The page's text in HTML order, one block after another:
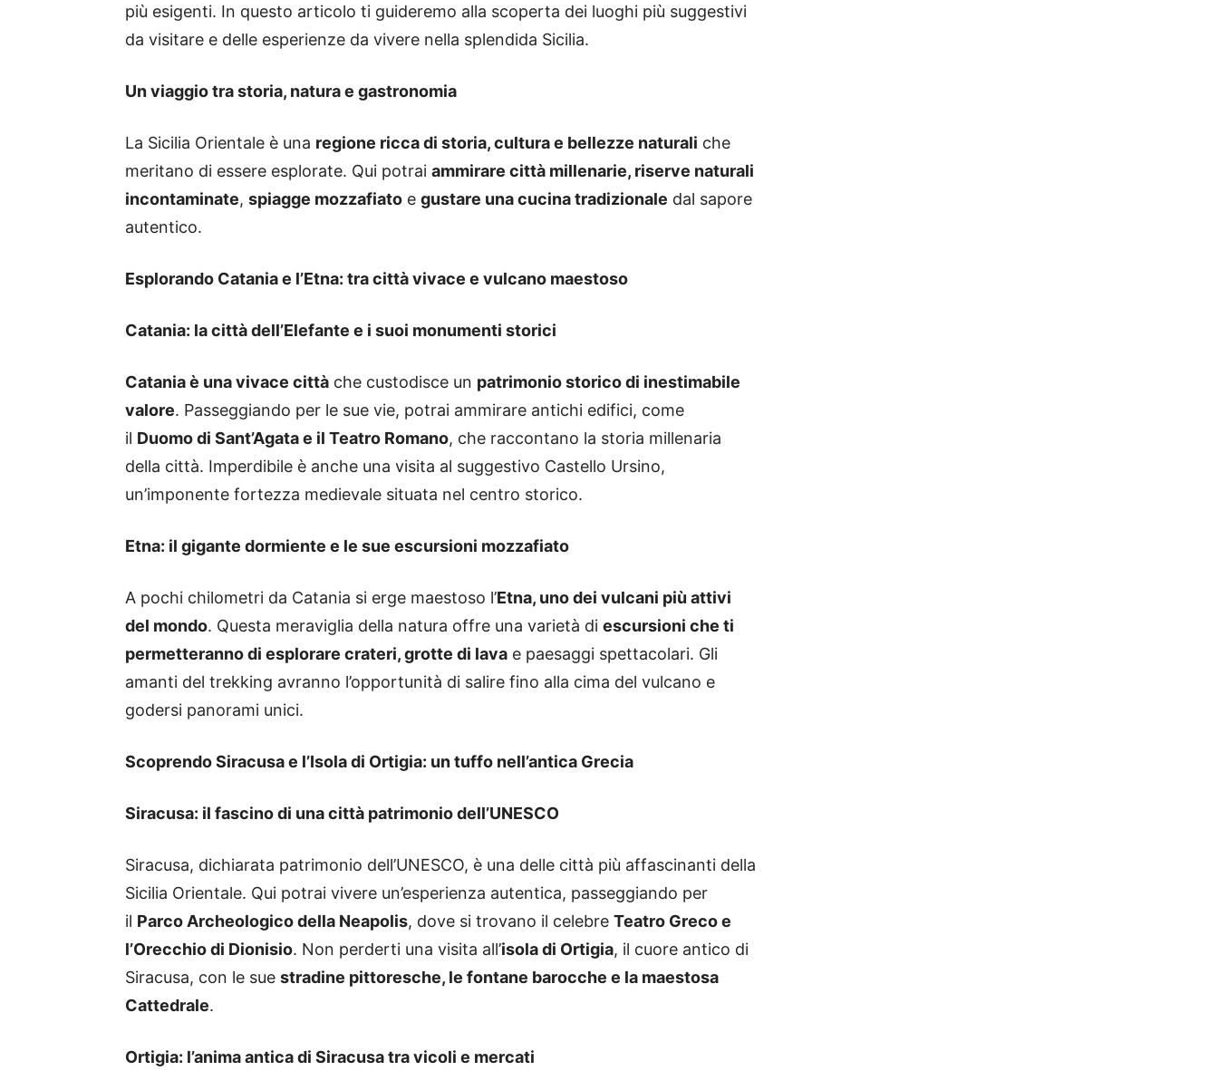
più esigenti. In questo articolo ti guideremo alla scoperta dei luoghi più suggestivi
da visitare e delle esperienze da vivere nella splendida Sicilia.
Un viaggio tra storia, natura e gastronomia
La Sicilia Orientale è una regione ricca di storia, cultura e bellezze naturali che
meritano di essere esplorate. Qui potrai ammirare città millenarie, riserve naturali
incontaminate, spiagge mozzafiato e gustare una cucina tradizionale dal sapore
autentico.
Esplorando Catania e l’Etna: tra città vivace e vulcano maestoso
Catania: la città dell’Elefante e i suoi monumenti storici
Catania è una vivace città che custodisce un patrimonio storico di inestimabile
valore. Passeggiando per le sue vie, potrai ammirare antichi edifici, come
il Duomo di Sant’Agata e il Teatro Romano, che raccontano la storia millenaria
della città. Imperdibile è anche una visita al suggestivo Castello Ursino,
un’imponente fortezza medievale situata nel centro storico.
Etna: il gigante dormiente e le sue escursioni mozzafiato
A pochi chilometri da Catania si erge maestoso l’Etna, uno dei vulcani più attivi
del mondo. Questa meraviglia della natura offre una varietà di escursioni che ti
permetteranno di esplorare crateri, grotte di lava e paesaggi spettacolari. Gli
amanti del trekking avranno l’opportunità di salire fino alla cima del vulcano e
godersi panorami unici.
Scoprendo Siracusa e l’Isola di Ortigia: un tuffo nell’antica Grecia
Siracusa: il fascino di una città patrimonio dell’UNESCO
Siracusa, dichiarata patrimonio dell’UNESCO, è una delle città più affascinanti della
Sicilia Orientale. Qui potrai vivere un’esperienza autentica, passeggiando per
il Parco Archeologico della Neapolis, dove si trovano il celebre Teatro Greco e
l’Orecchio di Dionisio. Non perderti una visita all’isola di Ortigia, il cuore antico di
Siracusa, con le sue stradine pittoresche, le fontane barocche e la maestosa
Cattedrale.
Ortigia: l’anima antica di Siracusa tra vicoli e mercati